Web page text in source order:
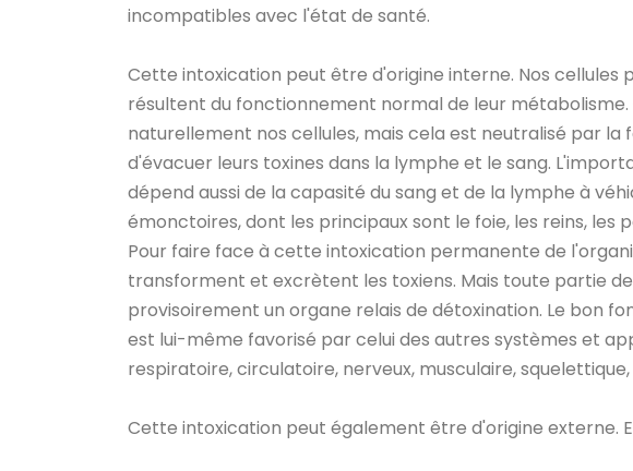
incompatibles avec l'état de santé.
Cette intoxication peut être d'origine interne. Nos cellules
résultent du fonctionnement normal de leur
naturellement nos cellules, mais cela est neutralisé par la
d'évacuer leurs toxines dans la lymphe et le sang.
dépend aussi de la capasité du sang et de la lymphe à
émonctoires, dont les principaux sont le foie, les reins, les
Pour faire face à cette intoxication permanente de
transforment et excrètent les toxiens. Mais toute partie
provisoirement un organe relais de détoxination. Le bon
est lui-même favorisé par celui des autres systèmes et
respiratoire, circulatoire, nerveux, musculaire,
Cette intoxication peut également être d'origine externe.